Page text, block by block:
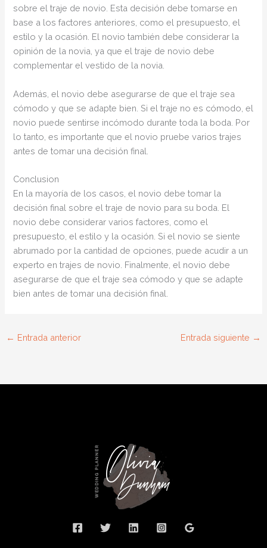
sobre el traje de novio. Esta decisión debe tomarse en
base a los factores anteriores, como el presupuesto, el
estilo y la ocasión. El novio también debe considerar la
opinión de la novia, ya que el traje de novio debe
complementar el vestido de la novia.
Además, el novio debe asegurarse de que el traje sea
cómodo y que se adapte bien. Si el traje no es cómodo, el
novio puede sentirse incómodo durante toda la boda. Por
lo tanto, es importante que el novio pruebe varios trajes
antes de tomar una decisión final.
Conclusion
En la mayoría de los casos, el novio debe tomar la
decisión final sobre el traje de novio para su boda. El
novio debe considerar varios factores, como el
presupuesto, el estilo y la ocasión. Si el novio se siente
abrumado por la cantidad de opciones, puede acudir a un
experto en trajes de novio. Finalmente, el novio debe
asegurarse de que el traje sea cómodo y que se adapte
bien antes de tomar una decisión final.
← Entrada anterior Entrada siguiente →